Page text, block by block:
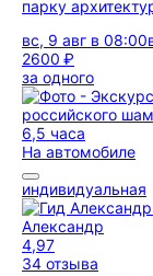
парку
вс, 9 авг в 08:00
2600 ₽
за одного
6,5 часа
На автомобиле
индивидуальная
Александр
4,97
34 отзыва